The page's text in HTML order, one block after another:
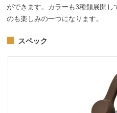
ができます。カラーも3種類展開し
のも楽しみの一つになります。
スペック